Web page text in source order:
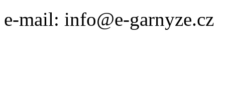
e-mail: info@e-garnyze.cz